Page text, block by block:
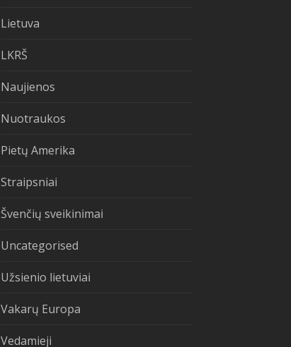
Lietuva
LKRŠ
Naujienos
Nuotraukos
Pietų Amerika
Straipsniai
Švenčių sveikinimai
Uncategorised
Užsienio lietuviai
Vakarų Europa
Vedamieji